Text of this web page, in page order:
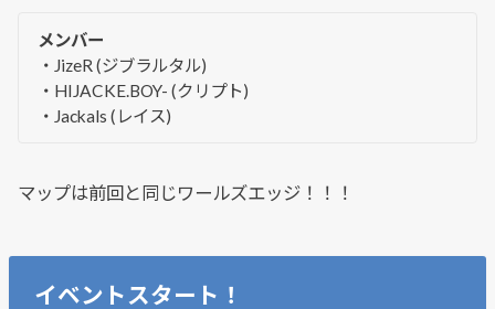
メンバー
・JizeR (ジブラルタル)
・HIJACKE.BOY- (クリプト)
・Jackals (レイス)
マップは前回と同じワールズエッジ！！！
イベントスタート！